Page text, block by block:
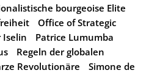
bourgeoise Elite
Office of Strategic
Iselin
Patrice Lumumba
Regeln der globalen
Revolutionäre
Simone de